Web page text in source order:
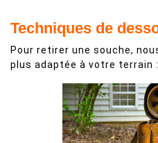
Techniques de
Pour retirer une souche,
plus adaptée à votre terrain :